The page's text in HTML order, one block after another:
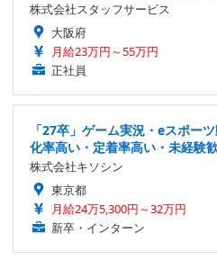
株式会社スタッフサービス
大阪府
月給23万円～55万円
正社員
「27卒」ゲーム実況・eスポー
化率高い・定着率高い・未経験
株式会社キソシン
東京都
月給24万5,300円～32万円
新卒・インターン